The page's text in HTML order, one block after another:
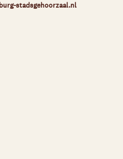
stadsgehoorzaal.nl